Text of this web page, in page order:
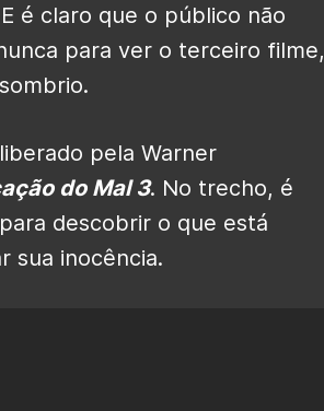
é claro que o público não
para ver o terceiro filme,
pela Warner
do Mal 3. No trecho, é
para descobrir o que está
sua inocência.